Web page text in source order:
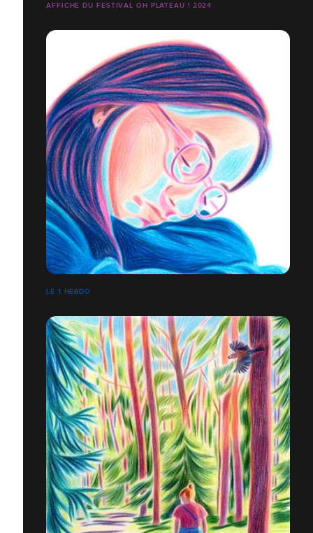
AFFICHE DU FESTIVAL OH PLATEAU ! 2024
LE 1 HEBDO